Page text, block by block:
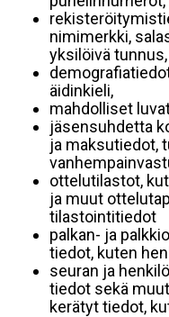
nimimerkki,
yksilöivä tunnus,
äidinkieli,
mahdolliset
jäsensuhdetta
ja maksutiedot,
ottelutilastot,
ja muut
tilastointitiedot
palkan- ja
tiedot, kuten
seuran ja
tiedot sekä
kerätyt tiedot,